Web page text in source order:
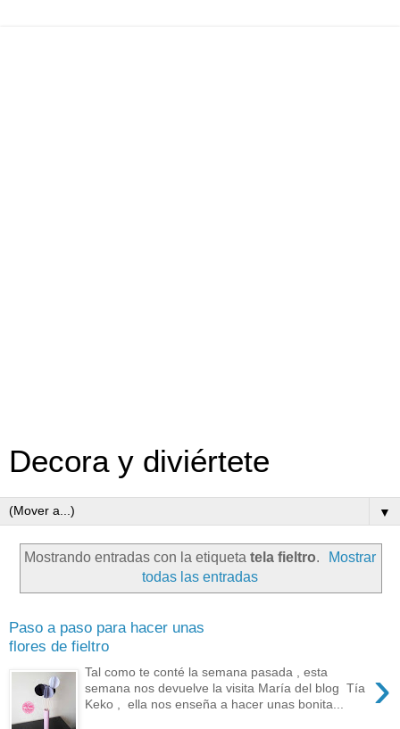
Decora y diviértete
▼
Mostrando entradas con la etiqueta tela fieltro.
Mostrar
todas las entradas
Paso a paso para hacer unas
flores de fieltro
›
Tal como te conté la semana pasada , esta
semana nos devuelve la visita María del blog Tía
Keko , ella nos enseña a hacer unas bonita...